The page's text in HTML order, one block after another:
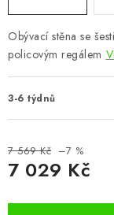
VÝPRODEJ
Vše o nákupu
Obývací stěna se
policovým regálem
3-6 týdnů
7 569 Kč –7 %
7 029 Kč